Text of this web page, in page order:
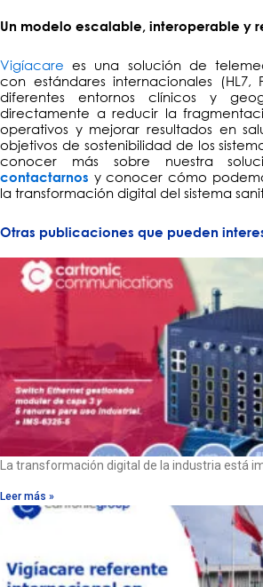
Un modelo escalable, interoperable y
Vigíacare es una solución de
con estándares internacionales (HL7,
diferentes entornos clínicos y
directamente a reducir la
operativos y mejorar resultados en
objetivos de sostenibilidad de los
conocer más sobre nuestra
contactarnos y conocer cómo
la transformación digital del sistema
Otras publicaciones que pueden
La transformación digital de la industria está
Leer más »